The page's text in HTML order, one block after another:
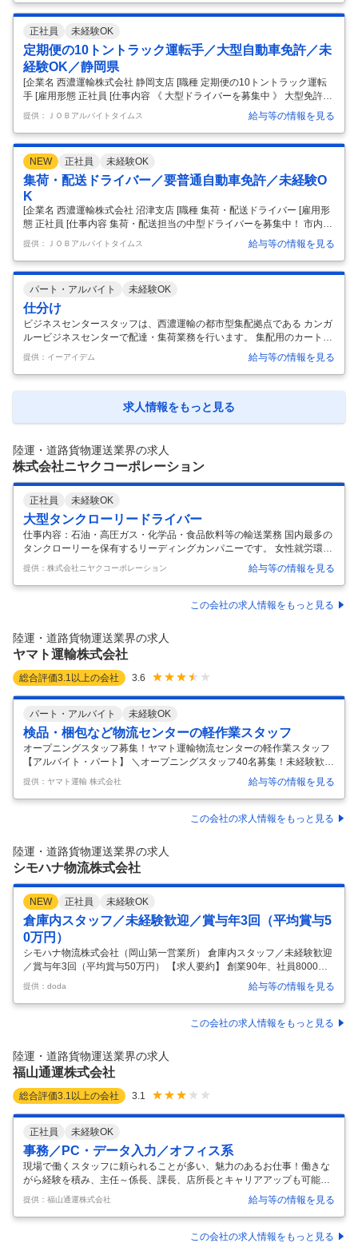
躍中、女性活躍中、新卒・第二新卒歓迎、エルダー(50代〜)活躍中 【仕
事内容】 運送会社でのドライバー 2トンから4トンのトラックに乗って
いただき 支店の近隣エリアの配達や集荷をお願いします。 取り扱う荷物
は衣料品、食料品、工業用品など様々です。 基本的に手積み手おろしの
作業になります。 パレット商品など、大きな荷物はフォ
正社員 未経験OK
定期便の10トントラック運転手／大型自動車免許／未
経験OK／静岡県
[企業名 西濃運輸株式会社 静岡支店 [職種 定期便の10トントラック運転
手 [雇用形態 正社員 [仕事内容 《 大型ドライバーを募集中 》 大型免許が
あればOK◎ 研修中は先輩ドライバーへ横乗りし、 安全に走行できるよ
うに 運転を覚えていってくださいね！ ＊カンガルー便の10トントラッ
クを使用 ＊企業間物流がメインで、 個人宅への配送ほぼなし 《 入社後
の大型免許取得OK 》 普通自動車免許（AT限定可）があれば応募OK！
入社後の横乗り研修期間中に、 勤務時間内で免許取得を目指せます！ 学
科の時間や実習の時間は自動車学校へ通い、 それ以外の時間は横乗り研
修を行います。 ･もちろん、免許費用
提供：ＪＯＢアルバイトタイムス 給与等の情報を見る
NEW 正社員 未経験OK
集荷・配送ドライバー／要普通自動車免許／未経験O
K
[企業名 西濃運輸株式会社 沼津支店 [職種 集荷・配送ドライバー [雇用形
態 正社員 [仕事内容 集荷・配送担当の中型ドライバーを募集中！ 市内と
その隣接する市の地場配送がほとんど、 ほぼ同エリアでの勤務です。
【オシゴトのポイント】 ＊カンガルー便の3トン・4トントラックを使用
＊1日の訪問件数：集荷・配達あわせて約30～40件 ＊1日の走行距離：
約40km ＊バックモニター・ドライブレコーダー装備 ＊約7～10人のチ
ームでエリアを担当 ＊基本的に担当エリアに変更なし (固定ルートでは
ありません) 【基本スケジュール】 午前中：配達、午後：集荷 ＊企業間
物流がメインで、個人宅への配送ほぼな …
提供：ＪＯＢアルバイトタイムス 給与等の情報を見る
パート・アルバイト 未経験OK
仕分け
ビジネスセンタースタッフは、西濃運輸の都市型集配拠点である カンガ
ルービジネスセンターで配達・集荷業務を行います。 集配用のカートを
使い、徒歩圏内で行けるお客様へ荷物の集荷、配達 作業を行なって頂き
ます。車を使用しないので自動車免許は 不要。事故の心配もないので安
心して働くことができますよ♪…
提供：イーアイデム 給与等の情報を見る
求人情報をもっと見る
陸運・道路貨物運送業界の求人
株式会社ニヤクコーポレーション
正社員 未経験OK
大型タンクローリードライバー
仕事内容：石油・高圧ガス・化学品・食品飲料等の輸送業務 国内最多の
タンクローリーを保有するリーディングカンパニーです。 女性就労環境
も完備し、全ての従業員が安全に働ける職場です。 【応募資格】 ■60歳
未満（定年60歳のため） 〈入社時必須免許〉 ・大型１種 〈正社員時必
須免許〉 ①「けん引」ならびに「危険物乙4」または「危険物丙」 ②
「けん引」ならびに「高圧ガス移動監視者」または「高圧ガス製造保安
提供：株式会社ニヤクコーポレーション 給与等の情報を見る
この会社の求人情報をもっと見る
陸運・道路貨物運送業界の求人
ヤマト運輸株式会社
総合評価3.1 以上の会社 3.6
パート・アルバイト 未経験OK
検品・梱包など物流センターの軽作業スタッフ
オープニングスタッフ募集！ヤマト運輸物流センターの軽作業スタッフ
【アルバイト・パート】 ＼オープニングスタッフ40名募集！未経験歓迎
軽い商品中心！車・バイク通勤OK◎ 【ヤマト運輸 野田ロジセンター】
商品の検品・梱包・入庫作業などを担当していただきます。 指定の商品
を棚から取り出すピッキング作業や、数量や内容に誤りがないかを確認
する検品作業、商品に合わせた箱へ梱包し宅配伝票を貼り付ける作業が
ます。 【未経験でも安心】 扱うのは、アパレル専門店「Graniph（グラ
ニフ）」のTシャツや小物雑貨♪ 軽い商品が中心なので、体への負担も
提供：ヤマト運輸 株式会社 給与等の情報を見る
この会社の求人情報をもっと見る
陸運・道路貨物運送業界の求人
シモハナ物流株式会社
NEW 正社員 未経験OK
倉庫内スタッフ／未経験歓迎／賞与年3回（平均賞与5
0万円）
シモハナ物流株式会社（岡山第一営業所） 倉庫内スタッフ／未経験歓迎
／賞与年3回（平均賞与50万円） 【求人要約】 創業90年、社員8000名
以上、全国74拠点あり 日本の食を支える仕事／連続売上UPの安定企業
稼げる／賞与年3回・毎年昇給制度あり 【倉敷市】心も体も楽な方が良
い！ 安心できる環境で不安なく働ける場所があります ＼項目別にシモハ
ナの魅力をご紹介／ 【未経験歓迎】 ◎半数が未経験入社 ◎先輩社員の
年以上、8000名超が在籍 ◎ニーズに応え、食品業界で高い評価 ◎DX化
で負担軽減＆将来性抜群 ◎転勤なしで腰を据えて
提供：doda 給与等の情報を見る
この会社の求人情報をもっと見る
陸運・道路貨物運送業界の求人
福山通運株式会社
総合評価3.1 以上の会社 3.1
正社員 未経験OK
事務／PC・データ入力／オフィス系
現場で働くスタッフに頼られることが多い、魅力のあるお仕事！働きな
がら経験を積み、主任～係長、課長、店所長とキャリアアップも可能◎
教育制度が充実しているので様々な知識、スキルを身に付けられます
よ。 【職種】 福山通運株式会社八王子支店 [正]一般事務職、データ入
力、タイピング(PC・パソコン・インターネット)、オフィスその他 【歓
迎する方】 未経験・初心者歓迎、経験者優遇、フリーター歓迎、正社員
提供：福山通運株式会社 給与等の情報を見る
この会社の求人情報をもっと見る